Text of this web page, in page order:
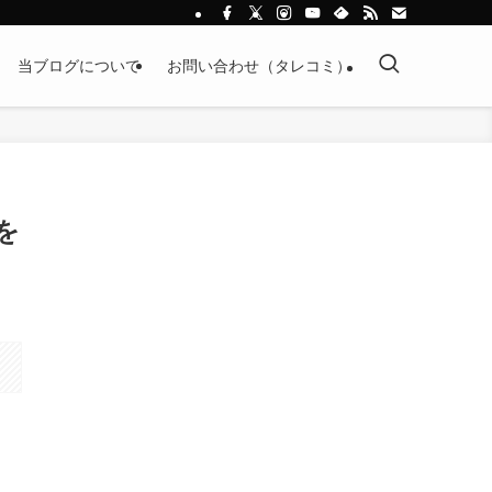
当ブログについて お問い合わせ（タレコミ）